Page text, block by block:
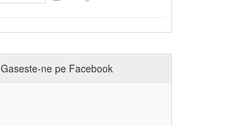
Gaseste-ne pe Facebook